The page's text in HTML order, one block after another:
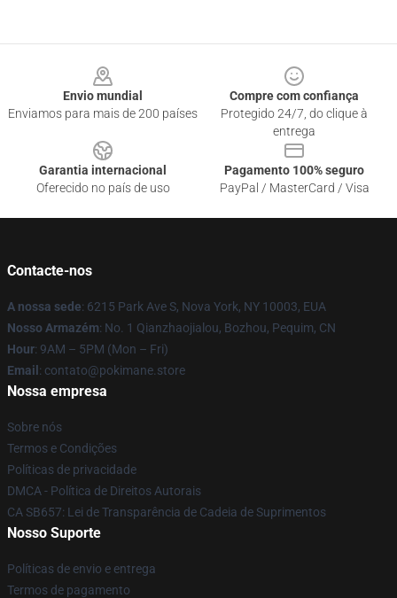
Envio mundial
Enviamos para mais de 200 países
Compre com confiança
Protegido 24/7, do clique à
entrega
Garantia internacional
Oferecido no país de uso
Pagamento 100% seguro
PayPal / MasterCard / Visa
Contacte-nos
A nossa sede: 6215 Park Ave S, Nova York, NY 10003, EUA
Nosso Armazém: No. 1 Qianzhaojialou, Bozhou, Pequim, CN
Hour: 9AM – 5PM (Mon – Fri)
Email : contato@pokimane.store
Nossa empresa
Sobre nós
Termos e Condições
Políticas de privacidade
DMCA - Política de Direitos Autorais
CA SB657: Lei de Transparência de Cadeia de Suprimentos
Nosso Suporte
Políticas de envio e entrega
Termos de pagamento